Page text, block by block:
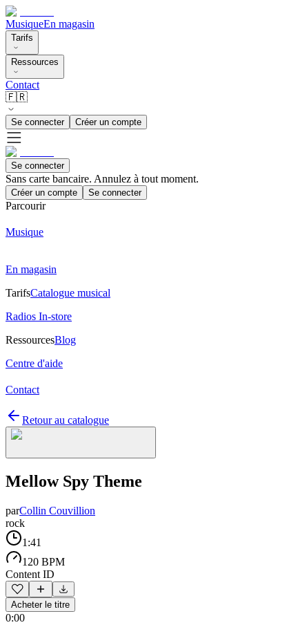
MusiqueEn magasin
Tarifs
Ressources
Contact
🇫🇷
Se connecter Créer un compte
Se connecter
Sans carte bancaire. Annulez à tout moment.
Créer un compte Se connecter
Parcourir
Musique
En magasin
TarifsCatalogue musical
Radios In-store
RessourcesBlog
Centre d'aide
Contact
Retour au catalogue
Mellow Spy Theme
parCollin Couvillion
rock
1:41
120 BPM
Content ID
Acheter le titre
0:00